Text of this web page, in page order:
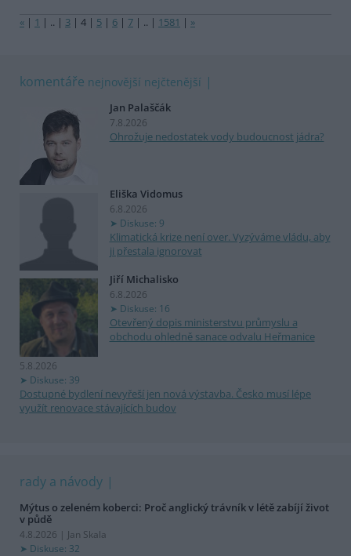
« | 1 | .. | 3 | 4 | 5 | 6 | 7 | .. | 1581 | »
komentáře nejnovější nejčtenější
Jan Palaščák
7.8.2026
Ohrožuje nedostatek vody budoucnost jádra?
Eliška Vidomus
6.8.2026
Diskuse: 9
Klimatická krize není over. Vyzýváme vládu, aby
ji přestala ignorovat
Jiří Michalisko
6.8.2026
Diskuse: 16
Otevřený dopis ministerstvu průmyslu a
obchodu ohledně sanace odvalu Heřmanice
5.8.2026
Diskuse: 39
Dostupné bydlení nevyřeší jen nová výstavba. Česko musí lépe
využít renovace stávajících budov
rady a návody
Mýtus o zeleném koberci: Proč anglický trávník v létě zabíjí život
v půdě
4.8.2026 | Jan Skala
Diskuse: 32